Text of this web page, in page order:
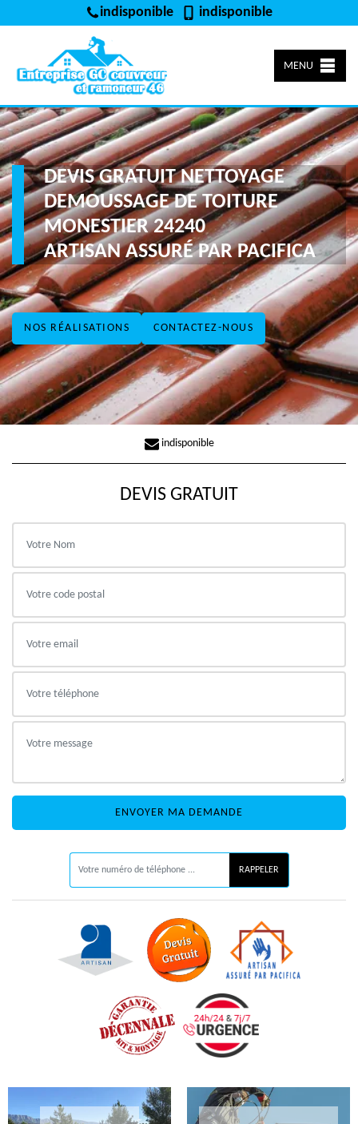
indisponible indisponible
MENU
NOS RÉALISATIONS CONTACTEZ-NOUS
DEVIS GRATUIT NETTOYAGE
DEMOUSSAGE DE TOITURE
MONESTIER 24240
ARTISAN ASSURÉ PAR PACIFICA
indisponible
DEVIS GRATUIT